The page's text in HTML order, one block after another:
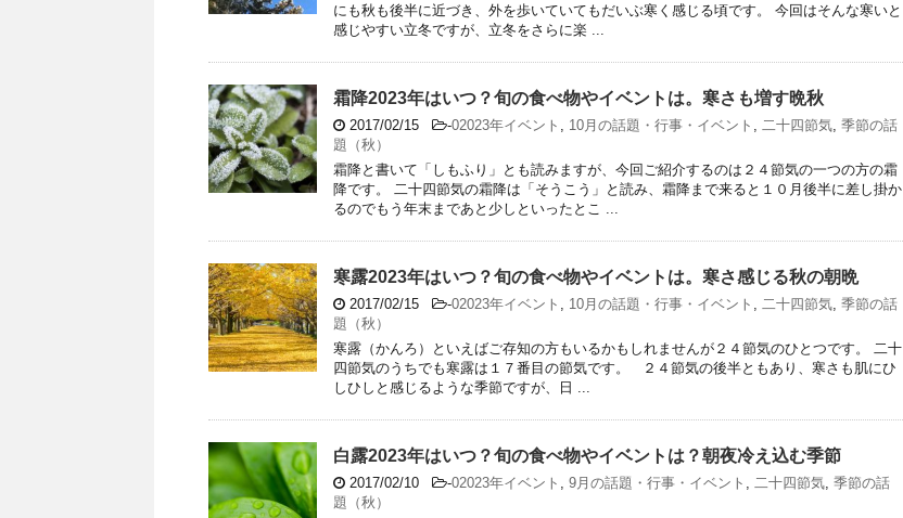
にも秋も後半に近づき、外を歩いていてもだいぶ寒く感じる頃です。 今回はそんな寒いと
感じやすい立冬ですが、立冬をさらに楽 ...
霜降2023年はいつ？旬の食べ物やイベントは。寒さも増す晩秋
2017/02/15 -02023年イベント , 10月の話題・行事・イベント , 二十四節気, 季節の話
題（秋）
霜降と書いて「しもふり」とも読みますが、今回ご紹介するのは２４節気の一つの方の霜
降です。 二十四節気の霜降は「そうこう」と読み、霜降まで来ると１０月後半に差し掛か
るのでもう年末まであと少しといったとこ ...
寒露2023年はいつ？旬の食べ物やイベントは。寒さ感じる秋の朝晩
2017/02/15 -02023年イベント , 10月の話題・行事・イベント , 二十四節気, 季節の話
題（秋）
寒露（かんろ）といえばご存知の方もいるかもしれませんが２４節気のひとつです。 二十
四節気のうちでも寒露は１７番目の節気です。 ２４節気の後半ともあり、寒さも肌にひ
しひしと感じるような季節ですが、日 ...
白露2023年はいつ？旬の食べ物やイベントは？朝夜冷え込む季節
2017/02/10 -02023年イベント , 9月の話題・行事・イベント , 二十四節気, 季節の話
題（秋）